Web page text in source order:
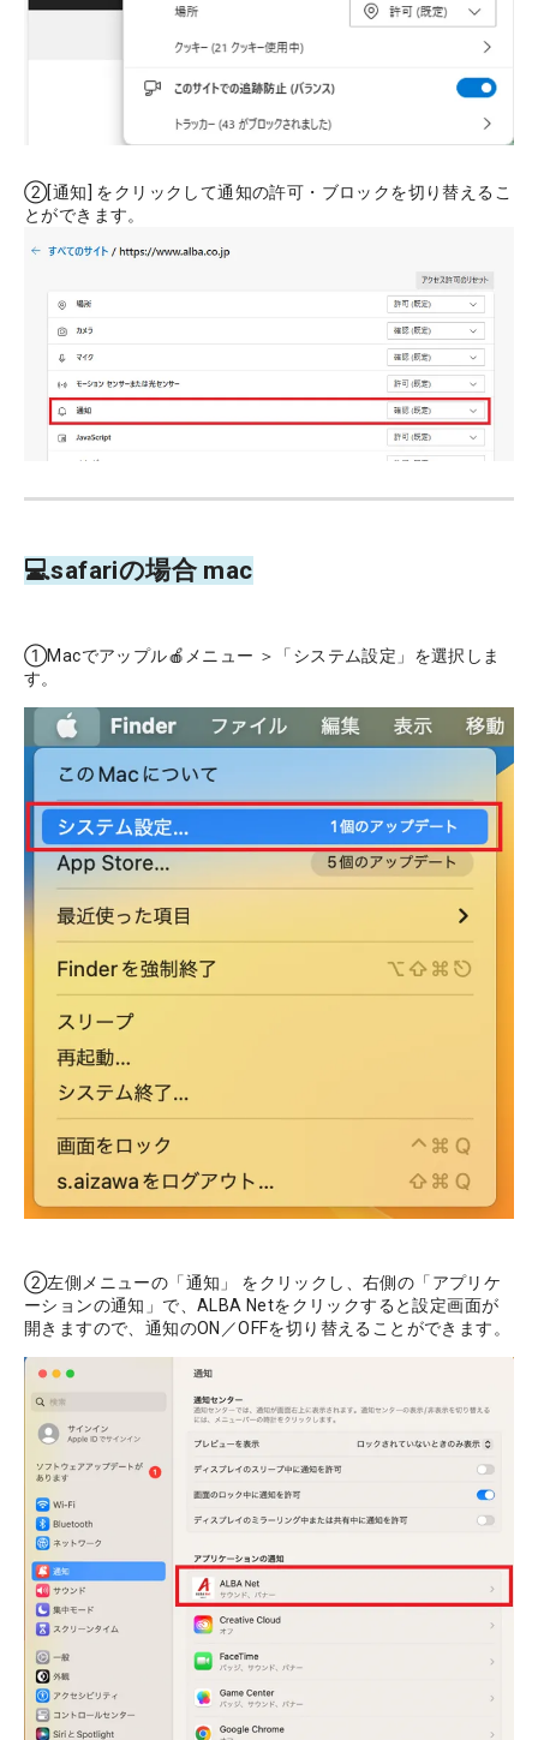
②[通知] をクリックして通知の許可・ブロックを切り替えるこ
とができます。
💻safariの場合 mac
①Macでアップル🍎メニュー ＞「システム設定」を選択しま
す。
②左側メニューの「通知」 をクリックし、右側の「アプリケ
ーションの通知」で、ALBA Netをクリックすると設定画面が
開きますので、通知のON／OFFを切り替えることができます。